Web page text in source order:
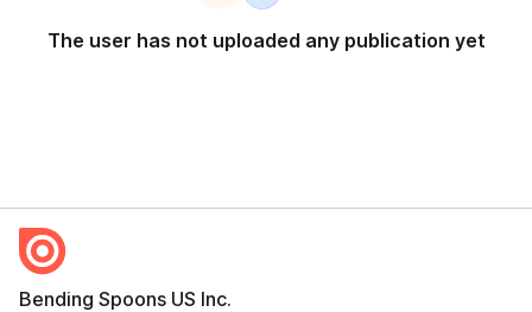
The user has not uploaded any publication yet
Bending Spoons US Inc.